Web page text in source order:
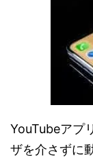
YouTubeアプ
ザを介さずに